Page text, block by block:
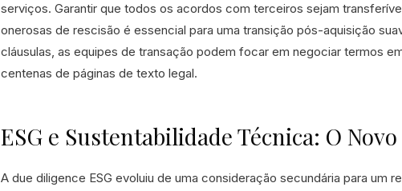
serviços. Garantir que todos os acordos com terceiros sejam
onerosas de rescisão é essencial para uma transição pós-aquisição
cláusulas, as equipes de transação podem focar em negociar termos
centenas de páginas de texto legal.
ESG e Sustentabilidade Técnica: O
A due diligence ESG evoluiu de uma consideração secundária para um